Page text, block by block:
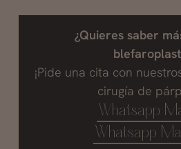
¿Quieres saber
¡Pide una cita con
cirugía de
Whatsapp
Whatsapp